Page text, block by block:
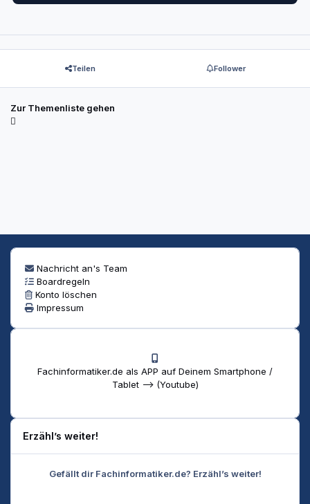
Teilen Follower
Zur Themenliste gehen
Nachricht an's Team
Boardregeln
Konto löschen
Impressum
Fachinformatiker.de als APP auf Deinem Smartphone /
Tablet --> (Youtube)
Erzähl’s weiter!
Gefällt dir Fachinformatiker.de? Erzähl’s weiter!